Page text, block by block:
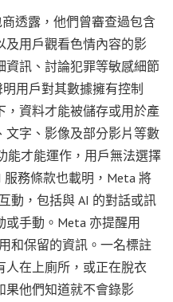
透露，他們曾審查過包含
及用戶觀看色情內容的影
資訊、討論犯罪等敏感細節
用戶對其數據擁有控制
，資料才能被儲存或用於產
文字、影像及部分影片等數
能才能運作，用戶無法選擇
務條款也載明，Meta 將
動，包括與 AI 的對話或訊
或手動。Meta 亦提醒用
和保留的資訊。一名標註
人在上廁所，或正在脫衣
果他們知道就不會錄影